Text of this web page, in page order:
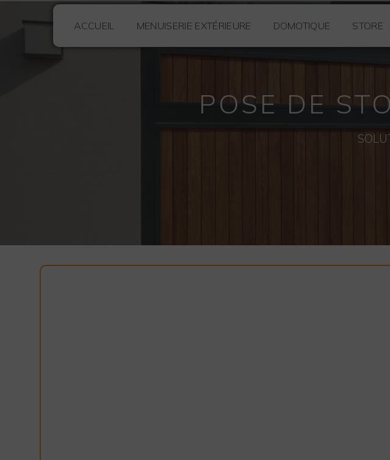
ACCUEIL MENUISERIE EXTÉRIEURE DOMOTIQUE STORE
POSE DE
Panneau de gestion des cookies